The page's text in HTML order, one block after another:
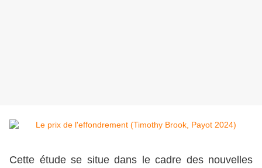
Cette étude se situe dans le cadre des nouvelles